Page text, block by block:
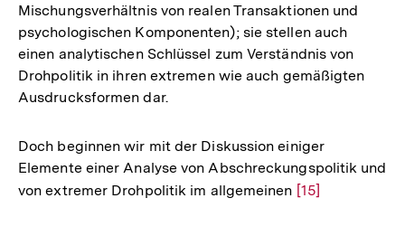
Mischungsverhältnis von realen Transaktionen und
psychologischen Komponenten); sie stellen auch
einen analytischen Schlüssel zum Verständnis von
Drohpolitik in ihren extremen wie auch gemäßigten
Ausdrucksformen dar.
Doch beginnen wir mit der Diskussion einiger
Elemente einer Analyse von Abschreckungspolitik und
von extremer Drohpolitik im allgemeinen Zur
[15]